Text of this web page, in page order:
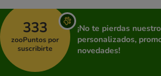
333
zooPuntos por
suscribirte
¡No te pierdas
personalizados,
novedades!